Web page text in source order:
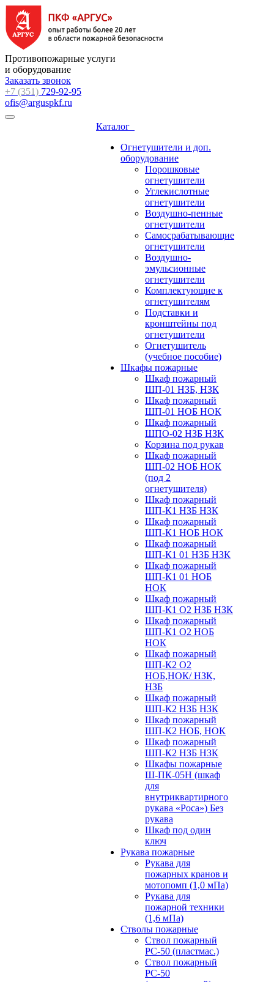
Противопожарные услуги
и оборудование
Заказать звонок
+7 (351) 729-92-95
ofis@arguspkf.ru
Каталог
Огнетушители и доп.
оборудование
Порошковые
огнетушители
Углекислотные
огнетушители
Воздушно-пенные
огнетушители
Самосрабатывающие
огнетушители
Воздушно-
эмульсионные
огнетушители
Комплектующие к
огнетушителям
Подставки и
кронштейны под
огнетушители
Огнетушитель
(учебное пособие)
Шкафы пожарные
Шкаф пожарный
ШП-01 НЗБ, НЗК
Шкаф пожарный
ШП-01 НОБ НОК
Шкаф пожарный
ШПО-02 НЗБ НЗК
Корзина под рукав
Шкаф пожарный
ШП-02 НОБ НОК
(под 2
огнетушителя)
Шкаф пожарный
ШП-К1 НЗБ НЗК
Шкаф пожарный
ШП-К1 НОБ НОК
Шкаф пожарный
ШП-К1 01 НЗБ НЗК
Шкаф пожарный
ШП-К1 01 НОБ
НОК
Шкаф пожарный
ШП-К1 О2 НЗБ НЗК
Шкаф пожарный
ШП-К1 О2 НОБ
НОК
Шкаф пожарный
ШП-К2 О2
НОБ,НОК/ НЗК,
НЗБ
Шкаф пожарный
ШП-К2 НЗБ НЗК
Шкаф пожарный
ШП-К2 НОБ, НОК
Шкаф пожарный
ШП-К2 НЗБ НЗК
Шкафы пожарные
Ш-ПК-05Н (шкаф
для
внутриквартирного
рукава «Роса») Без
рукава
Шкаф под один
ключ
Рукава пожарные
Рукава для
пожарных кранов и
мотопомп (1,0 мПа)
Рукава для
пожарной техники
(1,6 мПа)
Стволы пожарные
Ствол пожарный
РС-50 (пластмас.)
Ствол пожарный
РС-50